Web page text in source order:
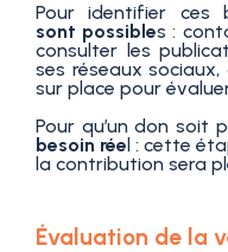
Pour identifier ces
sont possibles :
consulter les
ses réseaux
sur place pour
Pour qu’un don soit
besoin réel : cette
la contribution sera
Évaluation de la